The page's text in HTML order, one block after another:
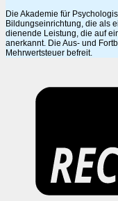
Die Akademie für
Bildungseinrichtung, die als
dienende Leistung, die auf
anerkannt. Die Aus- und
Mehrwertsteuer befreit.